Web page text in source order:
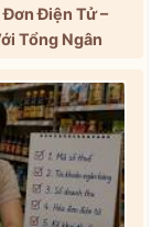
Điện Tử –
Tổng Ngân